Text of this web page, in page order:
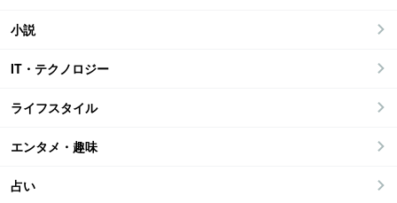
小説
IT・テクノロジー
ライフスタイル
エンタメ・趣味
占い